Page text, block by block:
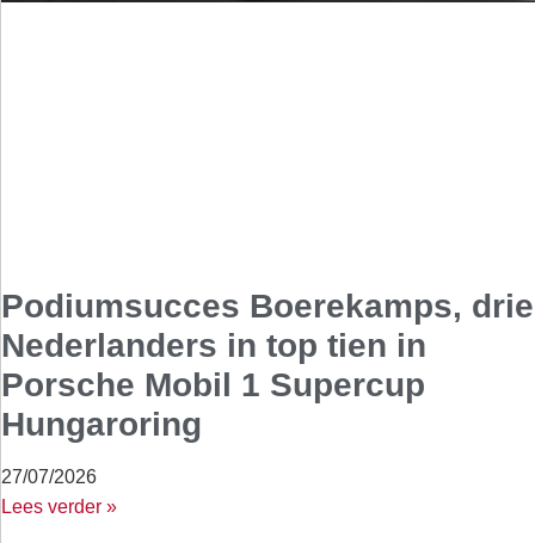
Podiumsucces Boerekamps, drie
Nederlanders in top tien in
Porsche Mobil 1 Supercup
Hungaroring
27/07/2026
Lees verder »